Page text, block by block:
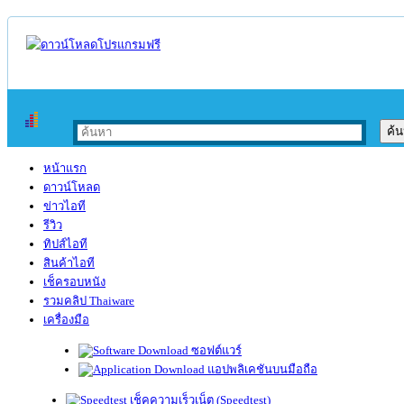
หน้าแรก
ดาวน์โหลด
ข่าวไอที
รีวิว
ทิปส์ไอที
สินค้าไอที
เช็ครอบหนัง
รวมคลิป Thaiware
เครื่องมือ
ซอฟต์แวร์
แอปพลิเคชันบนมือถือ
เช็คความเร็วเน็ต (Speedtest)